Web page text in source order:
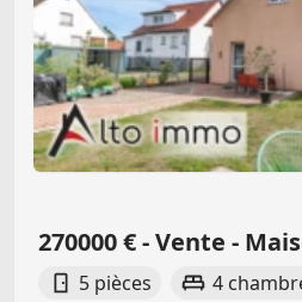
270000 € - Vente -
5 pièces 4